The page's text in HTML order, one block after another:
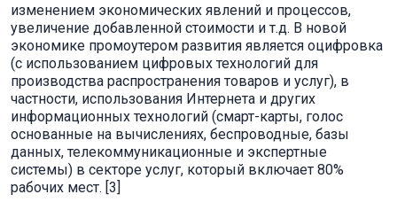
изменением экономических явлений и процессов,
увеличение добавленной стоимости и т.д. В новой
экономике промоутером развития является оцифровка
(с использованием цифровых технологий для
производства распространения товаров и услуг), в
частности, использования Интернета и других
информационных технологий (смарт-карты, голос
основанные на вычислениях, беспроводные, базы
данных, телекоммуникационные и экспертные
системы) в секторе услуг, который включает 80%
рабочих мест. [3]